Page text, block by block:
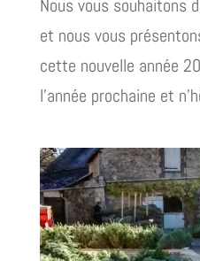
Nous vous souhaitons
et nous vous
cette nouvelle année
l’année prochaine et